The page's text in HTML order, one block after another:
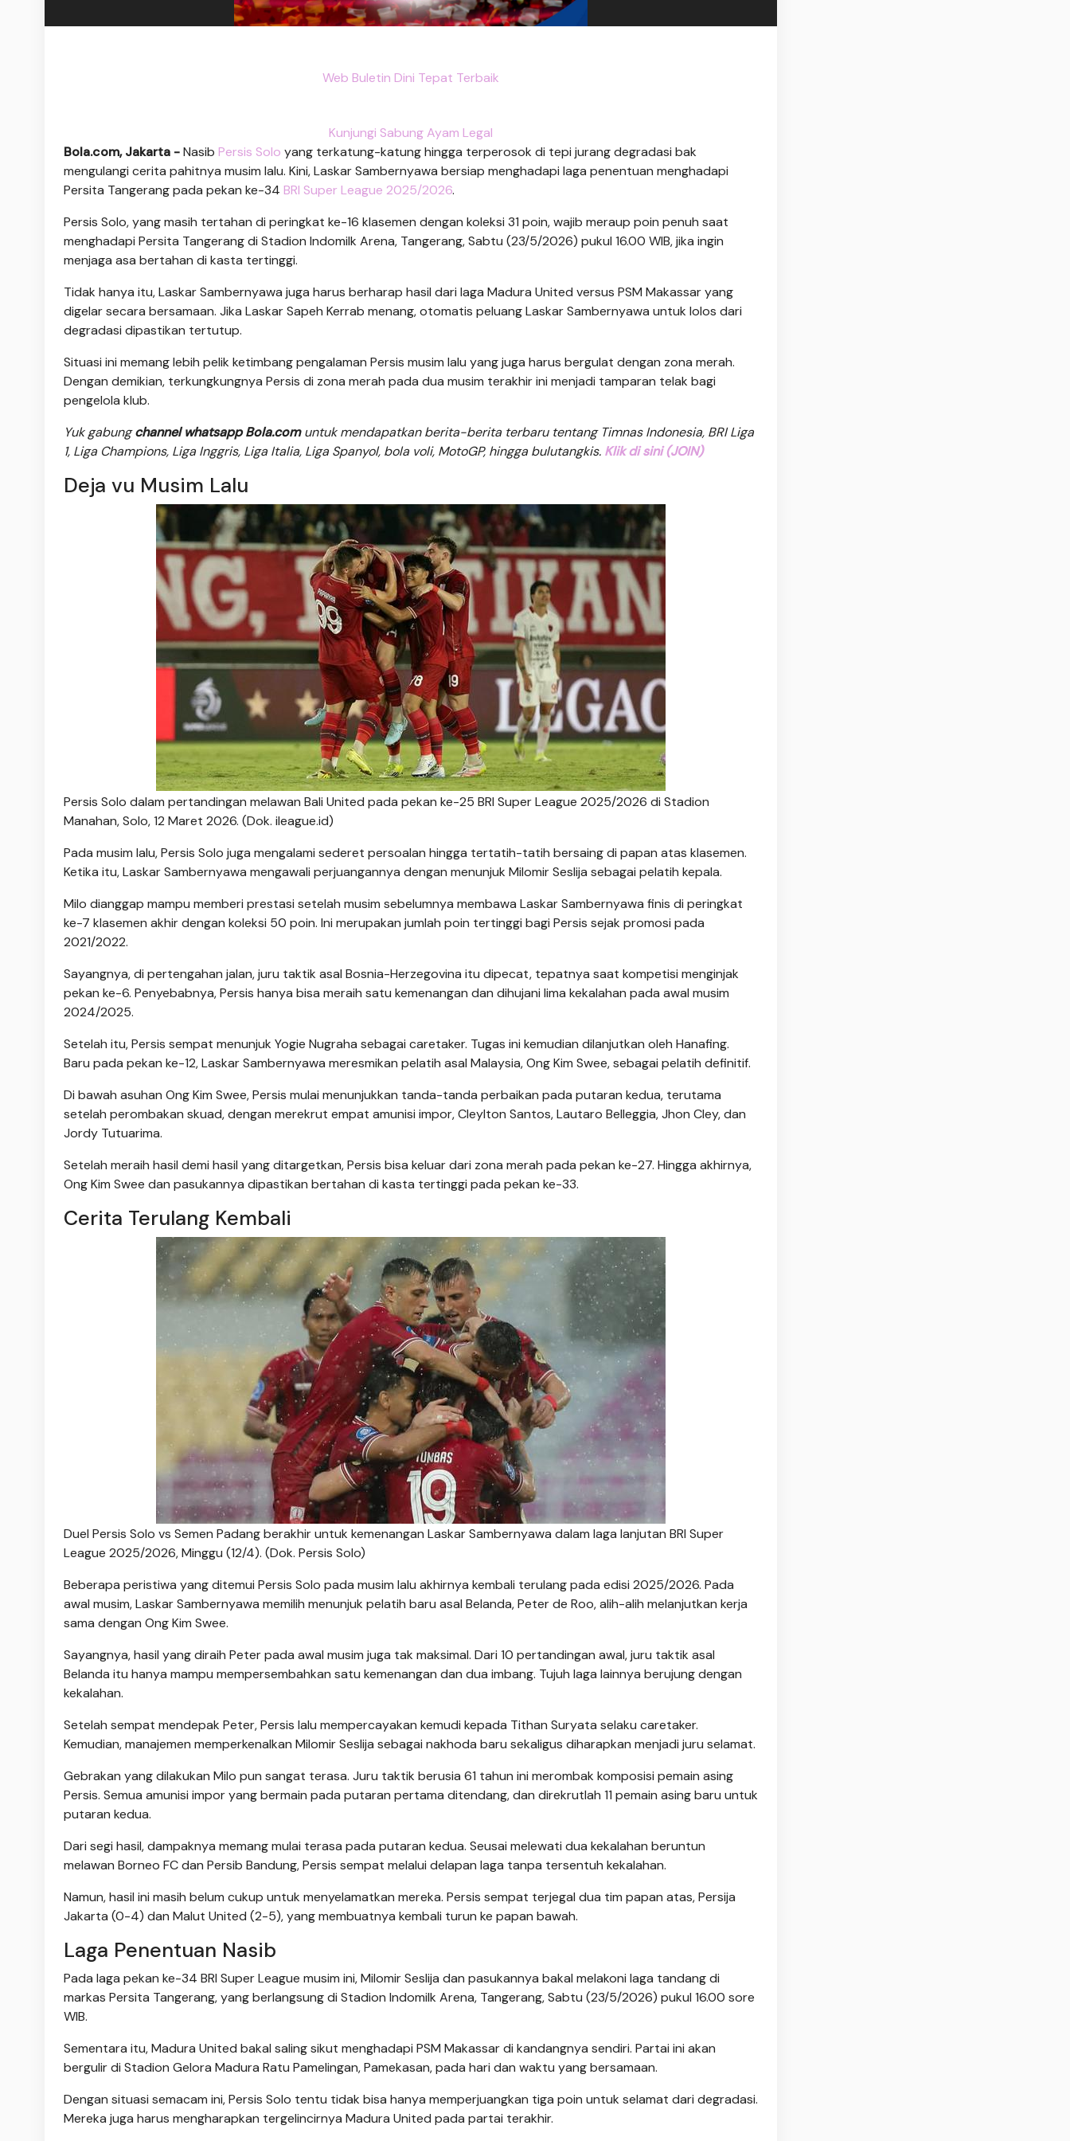
Web Buletin Dini Tepat Terbaik
Kunjungi Sabung Ayam Legal
Bola.com, Jakarta -Nasib Persis Solo yang terkatung-katung hingga terperosok di tepi jurang degradasi bak
mengulangi cerita pahitnya musim lalu. Kini, Laskar Sambernyawa bersiap menghadapi laga penentuan menghadapi
Persita Tangerang pada pekan ke-34 BRI Super League 2025/2026.
Persis Solo, yang masih tertahan di peringkat ke-16 klasemen dengan koleksi 31 poin, wajib meraup poin penuh saat
menghadapi Persita Tangerang di Stadion Indomilk Arena, Tangerang, Sabtu (23/5/2026) pukul 16.00 WIB, jika ingin
menjaga asa bertahan di kasta tertinggi.
Tidak hanya itu, Laskar Sambernyawa juga harus berharap hasil dari laga Madura United versus PSM Makassar yang
digelar secara bersamaan. Jika Laskar Sapeh Kerrab menang, otomatis peluang Laskar Sambernyawa untuk lolos dari
degradasi dipastikan tertutup.
Situasi ini memang lebih pelik ketimbang pengalaman Persis musim lalu yang juga harus bergulat dengan zona merah.
Dengan demikian, terkungkungnya Persis di zona merah pada dua musim terakhir ini menjadi tamparan telak bagi
pengelola klub.
Yuk gabungchannel whatsapp Bola.comuntuk mendapatkan berita-berita terbaru tentang Timnas Indonesia, BRI Liga
1, Liga Champions, Liga Inggris, Liga Italia, Liga Spanyol, bola voli, MotoGP, hingga bulutangkis. Klik di sini (JOIN)
Deja vu Musim Lalu
Persis Solo dalam pertandingan melawan Bali United pada pekan ke-25 BRI Super League 2025/2026 di Stadion
Manahan, Solo, 12 Maret 2026. (Dok. ileague.id)
Pada musim lalu, Persis Solo juga mengalami sederet persoalan hingga tertatih-tatih bersaing di papan atas klasemen.
Ketika itu, Laskar Sambernyawa mengawali perjuangannya dengan menunjuk Milomir Seslija sebagai pelatih kepala.
Milo dianggap mampu memberi prestasi setelah musim sebelumnya membawa Laskar Sambernyawa finis di peringkat
ke-7 klasemen akhir dengan koleksi 50 poin. Ini merupakan jumlah poin tertinggi bagi Persis sejak promosi pada
2021/2022.
Sayangnya, di pertengahan jalan, juru taktik asal Bosnia-Herzegovina itu dipecat, tepatnya saat kompetisi menginjak
pekan ke-6. Penyebabnya, Persis hanya bisa meraih satu kemenangan dan dihujani lima kekalahan pada awal musim
2024/2025.
Setelah itu, Persis sempat menunjuk Yogie Nugraha sebagai caretaker. Tugas ini kemudian dilanjutkan oleh Hanafing.
Baru pada pekan ke-12, Laskar Sambernyawa meresmikan pelatih asal Malaysia, Ong Kim Swee, sebagai pelatih definitif.
Di bawah asuhan Ong Kim Swee, Persis mulai menunjukkan tanda-tanda perbaikan pada putaran kedua, terutama
setelah perombakan skuad, dengan merekrut empat amunisi impor, Cleylton Santos, Lautaro Belleggia, Jhon Cley, dan
Jordy Tutuarima.
Setelah meraih hasil demi hasil yang ditargetkan, Persis bisa keluar dari zona merah pada pekan ke-27. Hingga akhirnya,
Ong Kim Swee dan pasukannya dipastikan bertahan di kasta tertinggi pada pekan ke-33.
Cerita Terulang Kembali
Duel Persis Solo vs Semen Padang berakhir untuk kemenangan Laskar Sambernyawa dalam laga lanjutan BRI Super
League 2025/2026, Minggu (12/4). (Dok. Persis Solo)
Beberapa peristiwa yang ditemui Persis Solo pada musim lalu akhirnya kembali terulang pada edisi 2025/2026. Pada
awal musim, Laskar Sambernyawa memilih menunjuk pelatih baru asal Belanda, Peter de Roo, alih-alih melanjutkan kerja
sama dengan Ong Kim Swee.
Sayangnya, hasil yang diraih Peter pada awal musim juga tak maksimal. Dari 10 pertandingan awal, juru taktik asal
Belanda itu hanya mampu mempersembahkan satu kemenangan dan dua imbang. Tujuh laga lainnya berujung dengan
kekalahan.
Setelah sempat mendepak Peter, Persis lalu mempercayakan kemudi kepada Tithan Suryata selaku caretaker.
Kemudian, manajemen memperkenalkan Milomir Seslija sebagai nakhoda baru sekaligus diharapkan menjadi juru selamat.
Gebrakan yang dilakukan Milo pun sangat terasa. Juru taktik berusia 61 tahun ini merombak komposisi pemain asing
Persis. Semua amunisi impor yang bermain pada putaran pertama ditendang, dan direkrutlah 11 pemain asing baru untuk
putaran kedua.
Dari segi hasil, dampaknya memang mulai terasa pada putaran kedua. Seusai melewati dua kekalahan beruntun
melawan Borneo FC dan Persib Bandung, Persis sempat melalui delapan laga tanpa tersentuh kekalahan.
Namun, hasil ini masih belum cukup untuk menyelamatkan mereka. Persis sempat terjegal dua tim papan atas, Persija
Jakarta (0-4) dan Malut United (2-5), yang membuatnya kembali turun ke papan bawah.
Laga Penentuan Nasib
Pada laga pekan ke-34 BRI Super League musim ini, Milomir Seslija dan pasukannya bakal melakoni laga tandang di
markas Persita Tangerang, yang berlangsung di Stadion Indomilk Arena, Tangerang, Sabtu (23/5/2026) pukul 16.00 sore
WIB.
Sementara itu, Madura United bakal saling sikut menghadapi PSM Makassar di kandangnya sendiri. Partai ini akan
bergulir di Stadion Gelora Madura Ratu Pamelingan, Pamekasan, pada hari dan waktu yang bersamaan.
Dengan situasi semacam ini, Persis Solo tentu tidak bisa hanya memperjuangkan tiga poin untuk selamat dari degradasi.
Mereka juga harus mengharapkan tergelincirnya Madura United pada partai terakhir.